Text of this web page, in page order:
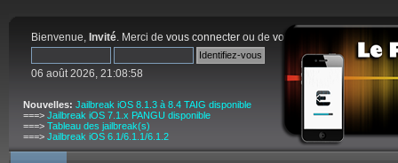
Bienvenue, Invité. Merci de vous connecter ou de vous inscrire
06 août 2026, 21:08:58
Nouvelles: Jailbreak iOS 8.1.3 à 8.4 TAIG disponible
===> Jailbreak iOS 7.1.x PANGU disponible
===> Tableau des jailbreak(s)
===> Jailbreak iOS 6.1/6.1.1/6.1.2